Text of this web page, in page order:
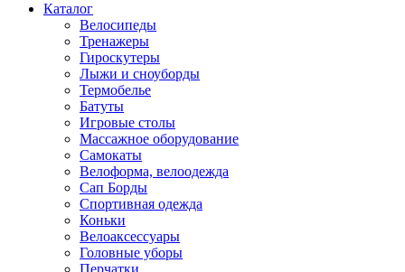
Каталог
Велосипеды
Тренажеры
Гироскутеры
Лыжи и сноуборды
Термобелье
Батуты
Игровые столы
Массажное оборудование
Самокаты
Велоформа, велоодежда
Сап Борды
Спортивная одежда
Коньки
Велоаксессуары
Головные уборы
Перчатки